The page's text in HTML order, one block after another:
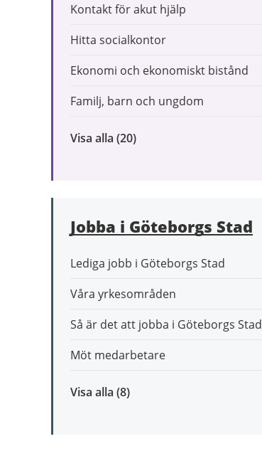
Kontakt för akut hjälp
Hitta socialkontor
Ekonomi och ekonomiskt bistånd
Familj, barn och ungdom
Visa alla inom
(20)
Jobba i Göteborgs Stad
Lediga jobb i Göteborgs Stad
Våra yrkesområden
Så är det att jobba i Göteborgs Stad
Möt medarbetare
Visa alla inom
(8)